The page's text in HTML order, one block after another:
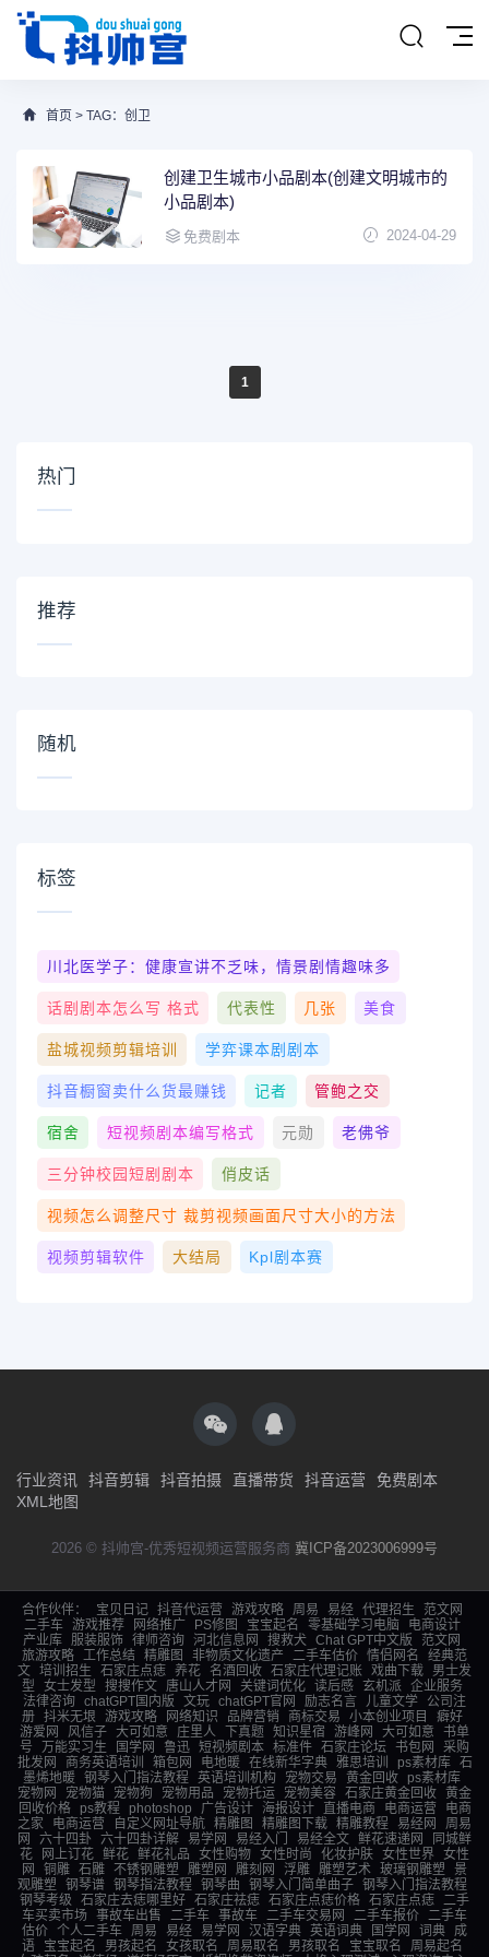
首页 > TAG：创卫
创建卫生城市小品剧本(创建文明城市的
小品剧本)
免费剧本 2024-04-29
1
热门
推荐
随机
标签
川北医学子：健康宣讲不乏味，情景剧情趣味多
话剧剧本怎么写 格式 代表性 几张 美食
盐城视频剪辑培训 学弈课本剧剧本
抖音橱窗卖什么货最赚钱 记者 管鲍之交
宿舍 短视频剧本编写格式 元勋 老佛爷
三分钟校园短剧剧本 俏皮话
视频怎么调整尺寸 裁剪视频画面尺寸大小的方法
视频剪辑软件 大结局 Kpl剧本赛
行业资讯 抖音剪辑 抖音拍摄 直播带货 抖音运营
免费剧本
XML地图
2026 © 抖帅宫-优秀短视频运营服务商 冀ICP备2023006999号
合作伙伴： 宝贝日记 抖音代运营 游戏攻略 周易 易经 代理招生
范文网
二手车
游戏推荐 网络推广 PS修图 宝宝起名 零基础学习电脑
电商设计
产业库
服装服饰 律师咨询 河北信息网 搜救犬 Chat GPT中文版
范文网
旅游攻略
工作总结 精雕图 非物质文化遗产 二手车估价 情侣网名
经典范
文 培训招生 石家庄点痣 养花 名酒回收 石家庄代理记账 戏曲下载
男士发
型
女士发型 搜搜作文 唐山人才网 关键词优化 读后感 玄机派
企业服务
法律咨询 chatGPT国内版 文玩 chatGPT官网 励志名言 儿童文学
公司注
册
抖米无垠 游戏攻略 网络知识 品牌营销 商标交易 小本创业项目
癖好
游爱网
风信子 大可如意 庄里人 下真题 知识星宿 游峰网 大可如意
书单
号
万能实习生 国学网 鲁迅 短视频剧本 标准件 石家庄论坛 书包网
采购
批发网
商务英语培训 箱包网 电地暖 在线新华字典 雅思培训 ps素材库
石
墨烯地暖 钢琴入门指法教程 英语培训机构 宠物交易 黄金回收
ps素材库
宠物网
宠物猫 宠物狗 宠物用品 宠物托运 宠物美容 石家庄黄金回收 黄金
回收价格
ps教程 photoshop 广告设计 海报设计 直播电商 电商运营
电商
之家
电商运营 自定义网址导航 精雕图 精雕图下载 精雕教程 易经网
周易
网
六十四卦 六十四卦详解 易学网 易经入门 易经全文 鲜花速递网
同城鲜
花
网上订花 鲜花 鲜花礼品 女性购物 女性时尚 化妆护肤 女性世界
女性
网
铜雕 石雕 不锈钢雕塑 雕塑网 雕刻网 浮雕 雕塑艺术 玻璃钢雕塑
景
观雕塑
钢琴谱 钢琴指法教程 钢琴曲 钢琴入门简单曲子
钢琴入门指法教程
钢琴考级
石家庄去痣哪里好 石家庄祛痣 石家庄点痣价格 石家庄点痣
二手
车买卖市场
事故车出售 二手车 事故车 二手车交易网 二手车报价
二手车
估价 个人二手车 周易 易经 易学网 汉语字典 英语词典 国学网 词典
成
语
宝宝起名 男孩起名 女孩取名 周易取名 男孩取名 宝宝取名
周易起名